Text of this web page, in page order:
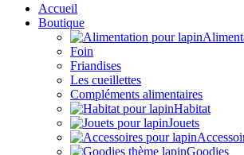
Accueil
Boutique
Foin
Friandises
Les cueillettes
Compléments alimentaires
Habitat
Jouets
Goodies